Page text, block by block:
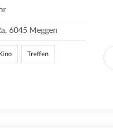
6045 Meggen
Kino Treffen